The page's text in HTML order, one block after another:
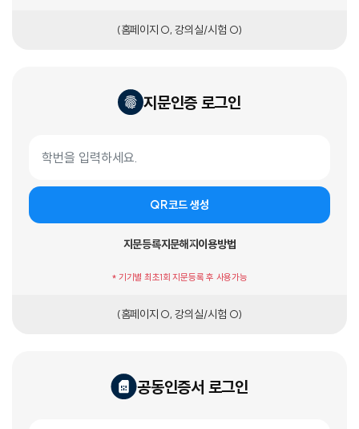
(홈페이지 O, 강의실/시험 O)
지문인증 로그인
QR코드 생성
지문등록지문해지이용방법
* 기기별 최초1회 지문등록 후 사용가능
(홈페이지 O, 강의실/시험 O)
공동인증서 로그인